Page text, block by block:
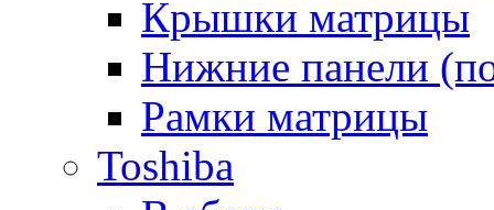
Крышки матрицы
Нижние панели
Рамки матрицы
Toshiba